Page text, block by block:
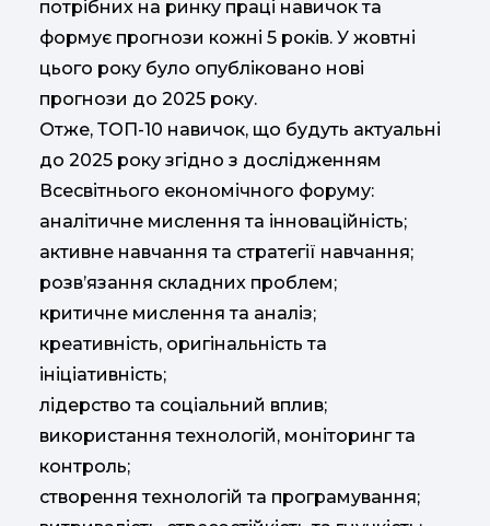
потрібних на ринку праці навичок та
формує прогнози кожні 5 років. У жовтні
цього року було опубліковано нові
прогнози до 2025 року.
Отже, ТОП-10 навичок, що будуть актуальні
до 2025 року згідно з дослідженням
Всесвітнього економічного форуму:
аналітичне мислення та інноваційність;
активне навчання та стратегії навчання;
розв’язання складних проблем;
критичне мислення та аналіз;
креативність, оригінальність та
ініціативність;
лідерство та соціальний вплив;
використання технологій, моніторинг та
контроль;
створення технологій та програмування;